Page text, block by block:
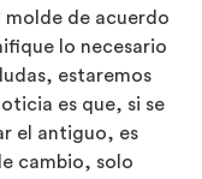
molde de acuerdo
lo necesario
estaremos
es que, si se
el antiguo, es
cambio, solo